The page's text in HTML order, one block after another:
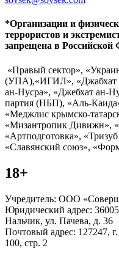
*Организации и
террористов и
запрещена в Российской
«Правый сектор»,
(УПА),«ИГИЛ», «Джабхат
ан-Нусра», «Джебхат ан-
партия (НБП), «Аль-
«Меджлис крымско-
«Мизантропик Дивижн»,
«Артподготовка»,
«Славянский союз»,
18+
Учредитель: ООО
Юридический адрес:
Нальчик, ул. Пачева, д. 36
Почтовый адрес: 127247,
100, стр. 2